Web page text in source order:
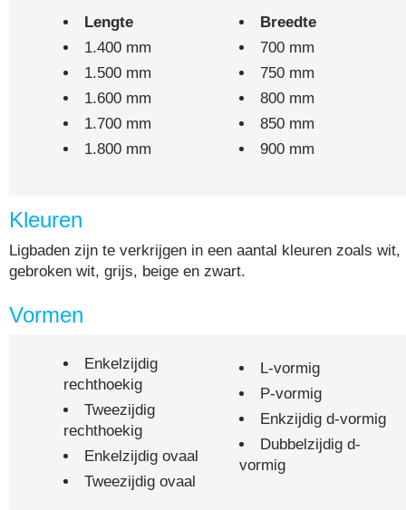
Lengte
1.400 mm
1.500 mm
1.600 mm
1.700 mm
1.800 mm
Breedte
700 mm
750 mm
800 mm
850 mm
900 mm
Kleuren
Ligbaden zijn te verkrijgen in een aantal kleuren zoals wit,
gebroken wit, grijs, beige en zwart.
Vormen
Enkelzijdig
rechthoekig
Tweezijdig
rechthoekig
Enkelzijdig ovaal
Tweezijdig ovaal
L-vormig
P-vormig
Enkzijdig d-vormig
Dubbelzijdig d-
vormig